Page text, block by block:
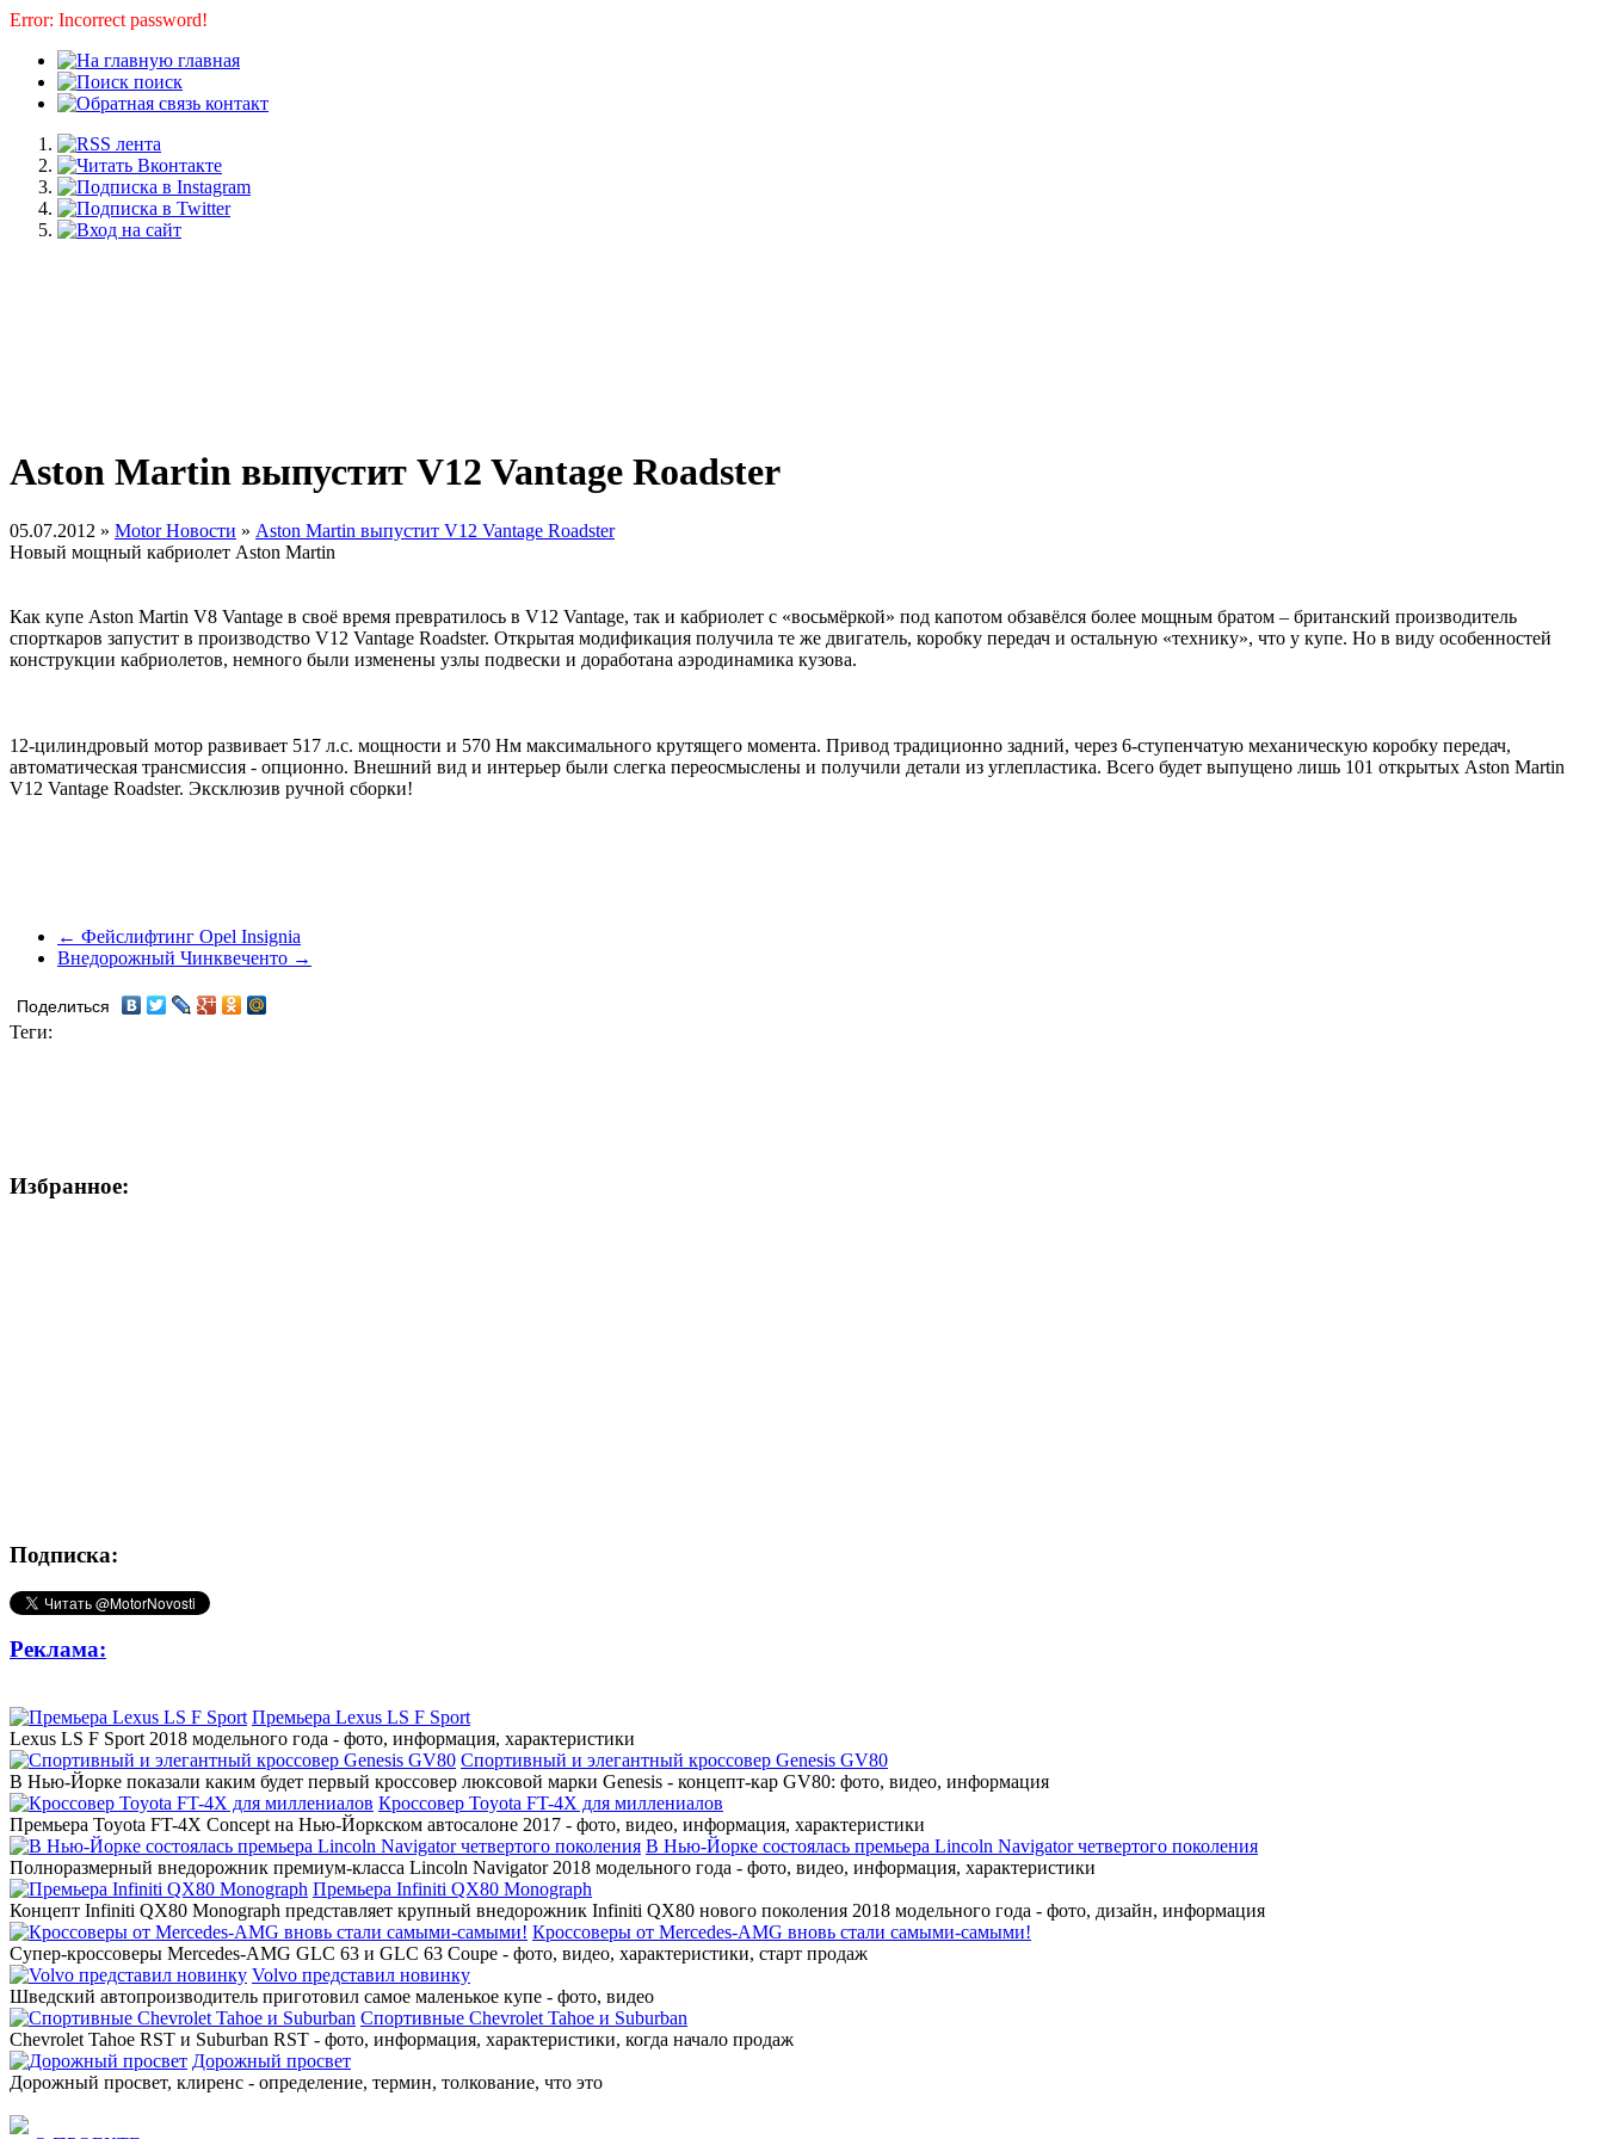
Error: Incorrect password!
главная
поиск
контакт
Aston Martin выпустит V12 Vantage Roadster
05.07.2012 » Motor Новости » Aston Martin выпустит V12 Vantage Roadster
Новый мощный кабриолет Aston Martin
Как купе Aston Martin V8 Vantage в своё время превратилось в V12 Vantage, так и кабриолет с «восьмёркой» под капотом обзавёлся более мощным братом – британский производитель
спорткаров запустит в производство V12 Vantage Roadster. Открытая модификация получила те же двигатель, коробку передач и остальную «технику», что у купе. Но в виду особенностей
конструкции кабриолетов, немного были изменены узлы подвески и доработана аэродинамика кузова.
12-цилиндровый мотор развивает 517 л.с. мощности и 570 Нм максимального крутящего момента. Привод традиционно задний, через 6-ступенчатую механическую коробку передач,
автоматическая трансмиссия - опционно. Внешний вид и интерьер были слегка переосмыслены и получили детали из углепластика. Всего будет выпущено лишь 101 открытых Aston Martin
V12 Vantage Roadster. Эксклюзив ручной сборки!
← Фейслифтинг Opel Insignia
Внедорожный Чинквеченто →
Поделиться
Теги:
Избранное:
Подписка:
Реклама:
Премьера Lexus LS F Sport
Lexus LS F Sport 2018 модельного года - фото, информация, характеристики
Спортивный и элегантный кроссовер Genesis GV80
В Нью-Йорке показали каким будет первый кроссовер люксовой марки Genesis - концепт-кар GV80: фото, видео, информация
Кроссовер Toyota FT-4X для миллениалов
Премьера Toyota FT-4X Concept на Нью-Йоркском автосалоне 2017 - фото, видео, информация, характеристики
В Нью-Йорке состоялась премьера Lincoln Navigator четвертого поколения
Полноразмерный внедорожник премиум-класса Lincoln Navigator 2018 модельного года - фото, видео, информация, характеристики
Премьера Infiniti QX80 Monograph
Концепт Infiniti QX80 Monograph представляет крупный внедорожник Infiniti QX80 нового поколения 2018 модельного года - фото, дизайн, информация
Кроссоверы от Mercedes-AMG вновь стали самыми-самыми!
Супер-кроссоверы Mercedes-AMG GLC 63 и GLC 63 Coupe - фото, видео, характеристики, старт продаж
Volvo представил новинку
Шведский автопроизводитель приготовил самое маленькое купе - фото, видео
Спортивные Chevrolet Tahoe и Suburban
Chevrolet Tahoe RST и Suburban RST - фото, информация, характеристики, когда начало продаж
Дорожный просвет
Дорожный просвет, клиренс - определение, термин, толкование, что это